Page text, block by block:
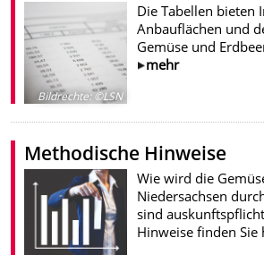
Bildrechte:©LSN
Die Tabellen bieten
Anbauflächen und
Gemüse und
mehr
Methodische Hinweise
Wie wird die
Niedersachsen
sind
Hinweise finden Sie